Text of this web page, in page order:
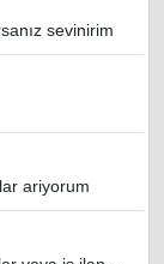
sevinirim
ariyorum